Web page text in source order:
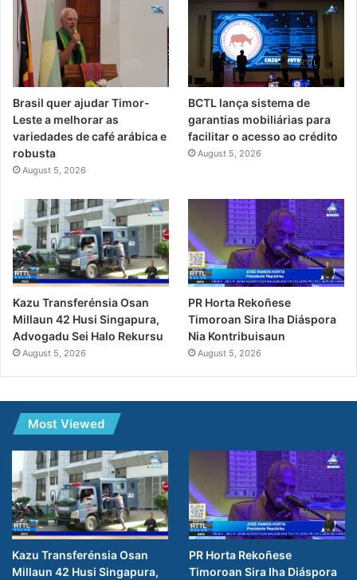
Brasil quer ajudar Timor-
Leste a melhorar as
variedades de café arábica e
robusta
August 5, 2026
BCTL lança sistema de
garantias mobiliárias para
facilitar o acesso ao crédito
August 5, 2026
Kazu Transferénsia Osan
Millaun 42 Husi Singapura,
Advogadu Sei Halo Rekursu
August 5, 2026
PR Horta Rekoñese
Timoroan Sira Iha Diáspora
Nia Kontribuisaun
August 5, 2026
Most Viewed
Kazu Transferénsia Osan
Millaun 42 Husi Singapura,
PR Horta Rekoñese
Timoroan Sira Iha Diáspora